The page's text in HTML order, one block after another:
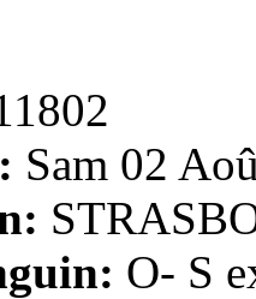
Sam 02
O- S